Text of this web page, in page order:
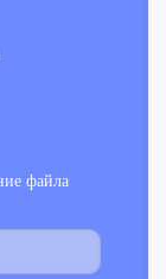
файла